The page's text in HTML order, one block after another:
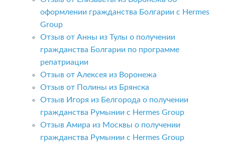
оформлении гражданства Болгарии с Hermes
Group
Отзыв от Анны из Тулы о получении
гражданства Болгарии по программе
репатриации
Отзыв от Алексея из Воронежа
Отзыв от Полины из Брянска
Отзыв Игоря из Белгорода о получении
гражданства Румынии с Hermes Group
Отзыв Амира из Москвы о получении
гражданства Румынии с Hermes Group